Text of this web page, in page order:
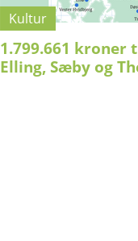
Kultur
1.799.661
Elling, Sæby og